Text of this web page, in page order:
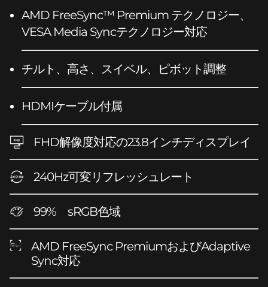
AMD FreeSync™ Premium テクノロジー、
VESA Media Syncテクノロジー対応
チルト、高さ、スイベル、ピボット調整
HDMIケーブル付属
FHD解像度対応の23.8インチディスプレイ
240Hz可変リフレッシュレート
99% sRGB色域
AMD FreeSync PremiumおよびAdaptive
Sync対応